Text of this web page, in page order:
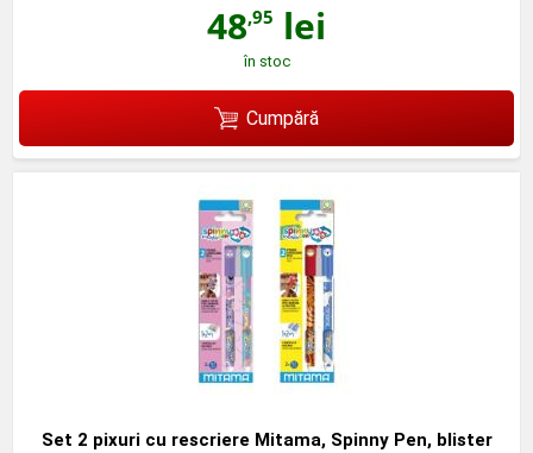
48,95 lei
în stoc
Cumpără
Set 2 pixuri cu rescriere Mitama, Spinny Pen, blister